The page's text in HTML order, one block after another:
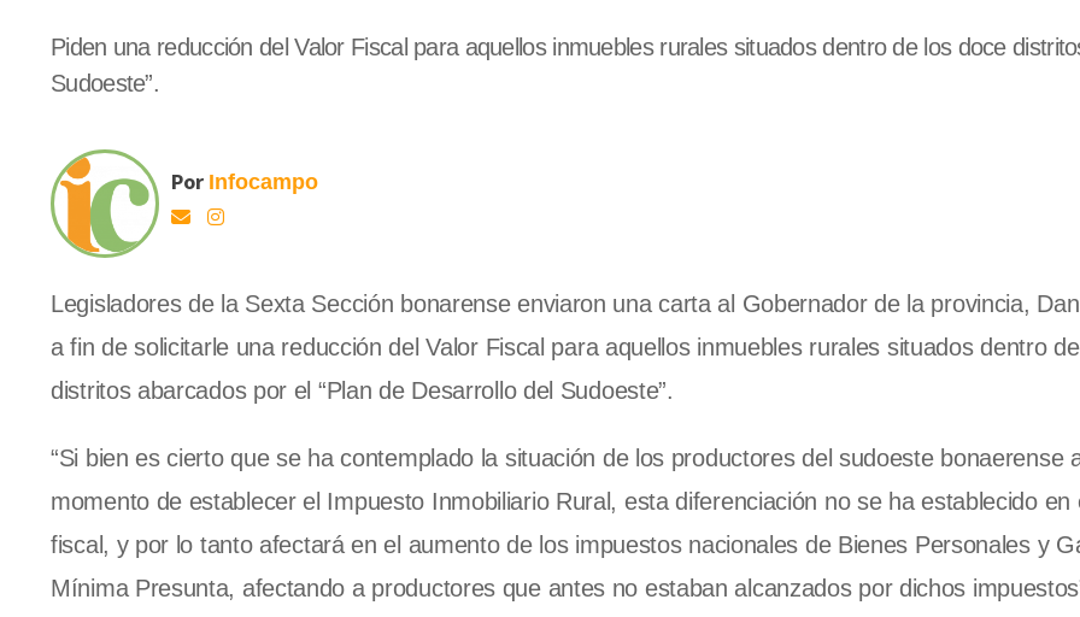
Piden una reducción del Valor Fiscal para aquellos inmuebles rurales situados dentro de los doce
Sudoeste”.
Por Infocampo
Legisladores de la Sexta Sección bonarense enviaron una carta al Gobernador de la provincia,
a fin de solicitarle una reducción del Valor Fiscal para aquellos inmuebles rurales situados dentro
distritos abarcados por el “Plan de Desarrollo del Sudoeste”.
“Si bien es cierto que se ha contemplado la situación de los productores del sudoeste bonaerense
momento de establecer el Impuesto Inmobiliario Rural, esta diferenciación no se ha establecido en
fiscal, y por lo tanto afectará en el aumento de los impuestos nacionales de Bienes Personales y
Mínima Presunta, afectando a productores que antes no estaban alcanzados por dichos